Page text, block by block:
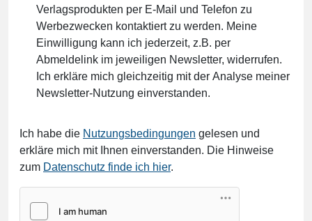
Verlagsprodukten per E-Mail und Telefon zu
Werbezwecken kontaktiert zu werden. Meine
Einwilligung kann ich jederzeit, z.B. per
Abmeldelink im jeweiligen Newsletter, widerrufen.
Ich erkläre mich gleichzeitig mit der Analyse meiner
Newsletter-Nutzung einverstanden.
Ich habe die Nutzungsbedingungen gelesen und
erkläre mich mit Ihnen einverstanden. Die Hinweise
zum Datenschutz finde ich hier.